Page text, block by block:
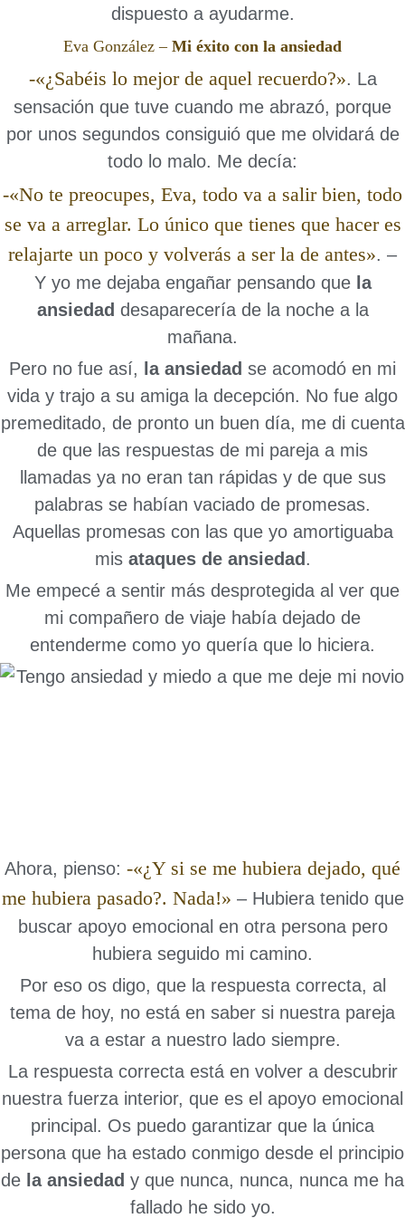
dispuesto a ayudarme.
Eva González – Mi éxito con la ansiedad
-«¿Sabéis lo mejor de aquel recuerdo?». La
sensación que tuve cuando me abrazó, porque
por unos segundos consiguió que me olvidará de
todo lo malo. Me decía:
-«No te preocupes, Eva, todo va a salir bien, todo
se va a arreglar. Lo único que tienes que hacer es
relajarte un poco y volverás a ser la de antes». –
Y yo me dejaba engañar pensando que la
ansiedad desaparecería de la noche a la
mañana.
Pero no fue así,
la ansiedad se acomodó en mi
vida y trajo a su amiga la decepción. No fue algo
premeditado, de pronto un buen día, me di cuenta
de que las respuestas de mi pareja a mis
llamadas ya no eran tan rápidas y de que sus
palabras se habían vaciado de promesas.
Aquellas promesas con las que yo amortiguaba
mis ataques de ansiedad .
Me empecé a sentir más desprotegida al ver que
mi compañero de viaje había dejado de
entenderme como yo quería que lo hiciera.
Ahora, pienso: -«¿Y si se me hubiera dejado, qué
me hubiera pasado?. Nada!» – Hubiera tenido que
buscar apoyo emocional en otra persona pero
hubiera seguido mi camino.
Por eso os digo, que la respuesta correcta, al
tema de hoy, no está en saber si nuestra pareja
va a estar a nuestro lado siempre.
La respuesta correcta está en volver a descubrir
nuestra fuerza interior, que es el apoyo emocional
principal. Os puedo garantizar que la única
persona que ha estado conmigo desde el principio
de la ansiedad y que nunca, nunca, nunca me ha
fallado he sido yo.